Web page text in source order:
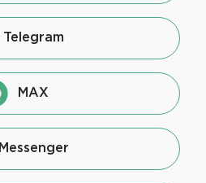
Telegram
MAX
Messenger